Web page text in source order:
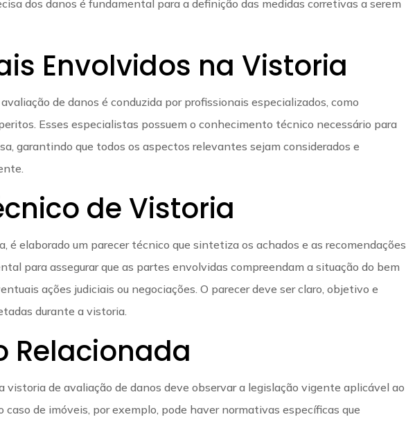
dos danos é fundamental para a definição das medidas corretivas a serem
Envolvidos na Vistoria
de danos é conduzida por profissionais especializados, como
Esses especialistas possuem o conhecimento técnico necessário para
garantindo que todos os aspectos relevantes sejam considerados e
de Vistoria
é elaborado um parecer técnico que sintetiza os achados e as recomendações.
para assegurar que as partes envolvidas compreendam a situação do bem
ações judiciais ou negociações. O parecer deve ser claro, objetivo e
durante a vistoria.
Relacionada
vistoria de avaliação de danos deve observar a legislação vigente aplicável ao
caso de imóveis, por exemplo, pode haver normativas específicas que